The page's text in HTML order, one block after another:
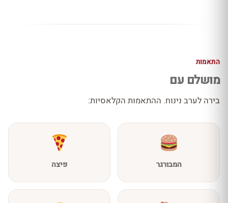
התאמות
מושלם עם
בירה לערב נינוח. ההתאמות הקלאסיות:
המבורגר פיצה